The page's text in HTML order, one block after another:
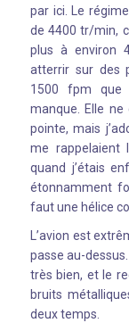
par ici. Le
de 4400 tr/min,
plus à environ
atterrir sur des
1500 fpm que
manque. Elle
pointe, mais
me rappelaient
quand j’étais
étonnamment
faut une hélice
L’avion est
passe au-
très bien, et le
bruits
deux temps.